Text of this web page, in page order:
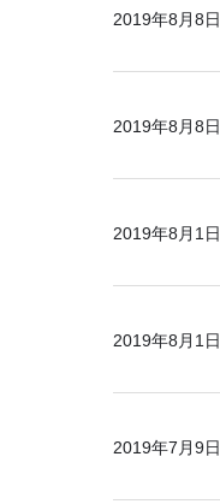
2019年8月8日
2019年8月8日
2019年8月1日
2019年8月1日
2019年7月9日